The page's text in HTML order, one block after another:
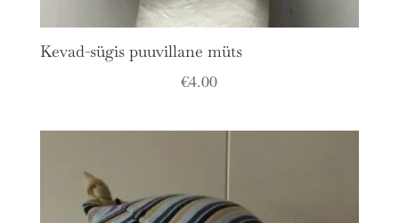
Kevad-sügis puuvillane müts
€4.00